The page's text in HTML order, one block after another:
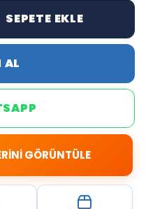
SEPETE EKLE
AL
GÖRÜNTÜLE